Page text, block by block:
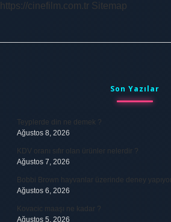
https://cinefilm.com.tr Sitemap
Son Yazılar
Teyplerde din ne demek ?
Ağustos 8, 2026
KDV oranı sıfır olan ürünler nelerdir ?
Ağustos 7, 2026
Bobbi Brown hayvanlar üzerinde deney
Ağustos 6, 2026
Kovacic maaşı ne kadar ?
Ağustos 5, 2026